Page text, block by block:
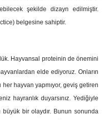
şekilde dizayn edilmiştir.
belgesine sahiptir.
Hayvansal proteinin de önemini
elde ediyoruz. Onların
hayvan yapmıyor, geviş getiren
hayranlık duyarsınız. Yediğiyle
bir olaydır. Bunun sonunda